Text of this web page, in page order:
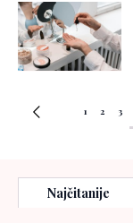
1 2 3
Najčitanije